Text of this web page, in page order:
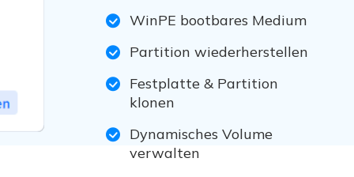
WinPE bootbares Medium
Partition wiederherstellen
Festplatte & Partition
klonen
Dynamisches Volume
verwalten